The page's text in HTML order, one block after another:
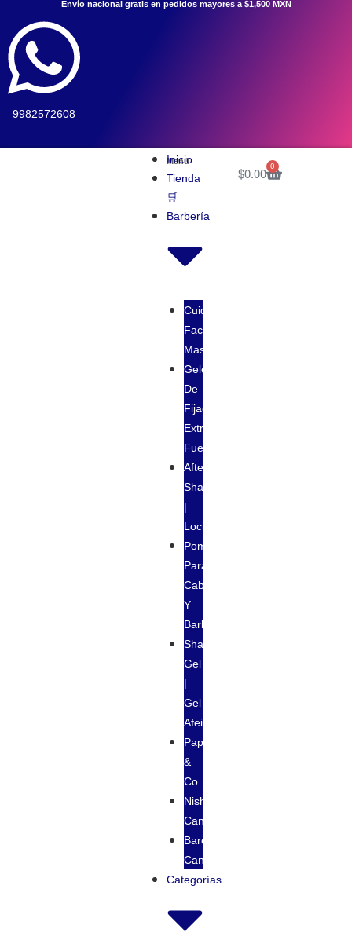
Envío nacional gratis en pedidos mayores a $1,500 MXN
9982572608
Menú
Inicio
Tienda
🛒
Barbería
Cuidado
Facial
Masculino
Geles
De
Fijación
Extra
Fuerte
After
Shave
|
Loción
Pomadas
Para
Cabello
Y
Barba
Shaving
Gel
|
Gel
Afeitar
Papi
&
Co
Nishman
Cancún
Baregk
Cancún
Categorías
$0.00 0